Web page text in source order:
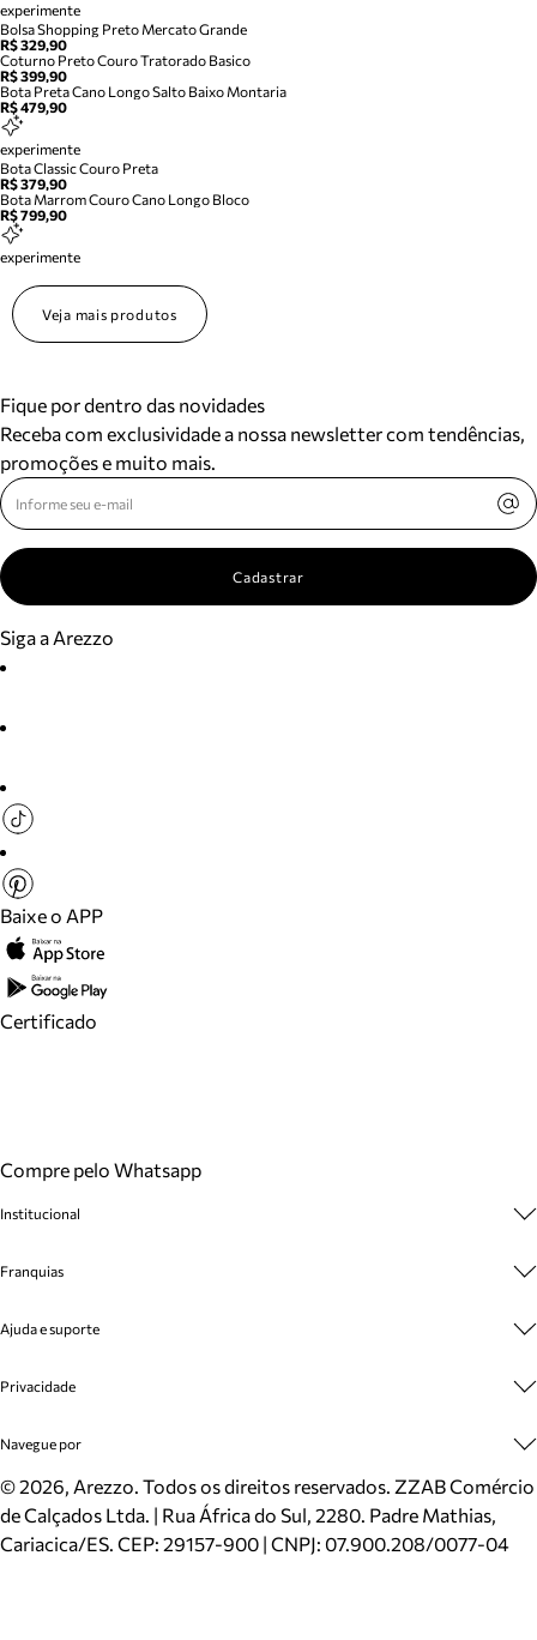
experimente
Bolsa Shopping Preto Mercato Grande
R$ 329,90
Coturno Preto Couro Tratorado Basico
R$ 399,90
Bota Preta Cano Longo Salto Baixo Montaria
R$ 479,90
experimente
Bota Classic Couro Preta
R$ 379,90
Bota Marrom Couro Cano Longo Bloco
R$ 799,90
experimente
Veja mais produtos
Fique por dentro das novidades
Receba com exclusividade a nossa newsletter com tendências,
promoções e muito mais.
Cadastrar
Siga a Arezzo
Baixe o APP
Certificado
Compre pelo Whatsapp
Institucional
Cashback
Venda Corporativa
Mapa do Site
Inverno
Mundo Arezzo
Franquias
Plano de Negócio
Ajuda e suporte
Cadastro
Meus Pedidos
Trocas e Devoluções
Cartão Presente
Localizador de lojas
Privacidade
Politica e Privacidade
Navegue por
Sapatos
Bolsas
Scarpins
©2026, Arezzo. Todos os direitos reservados. ZZAB Comércio
de Calçados Ltda. | Rua África do Sul, 2280. Padre Mathias,
Cariacica/ES. CEP: 29157-900 | CNPJ: 07.900.208/0077-04